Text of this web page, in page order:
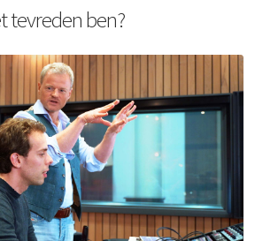
tevreden ben?